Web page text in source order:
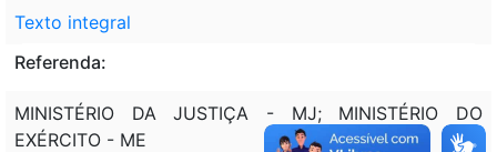
Texto integral
Referenda:
MINISTÉRIO DA JUSTIÇA - MJ; MINISTÉRIO DO
EXÉRCITO - ME